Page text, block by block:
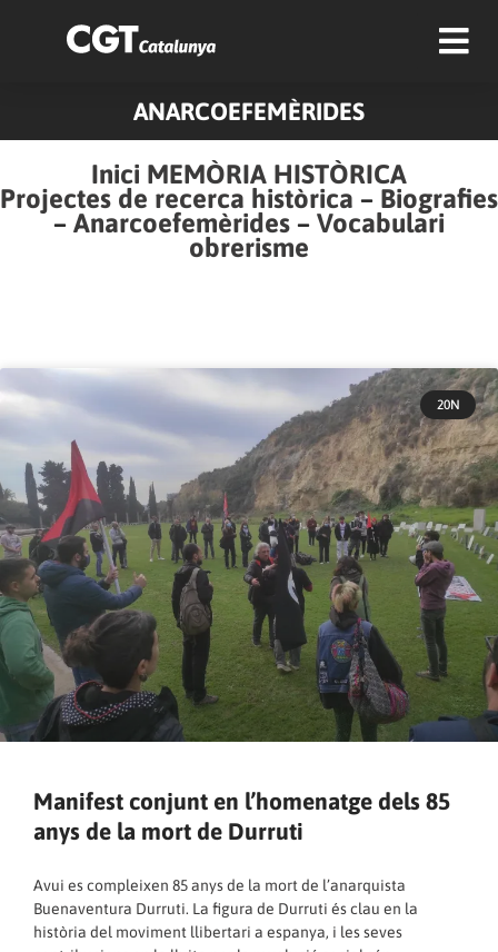
ANARCOEFEMÈRIDES
Inici MEMÒRIA HISTÒRICA
Projectes de recerca històrica – Biografies
– Anarcoefemèrides – Vocabulari
obrerisme
20N
Manifest conjunt en l’homenatge dels 85
anys de la mort de Durruti
Avui es compleixen 85 anys de la mort de l’anarquista
Buenaventura Durruti. La figura de Durruti és clau en la
història del moviment llibertari a espanya, i les seves